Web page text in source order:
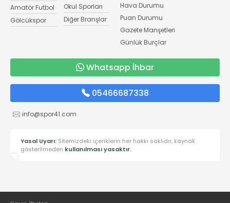
Amatör Futbol
Gölcükspor
Okul Sporları
Diğer Branşlar
Hava Durumu
Puan Durumu
Gazete Manşetleri
Günlük Burçlar
Whatsapp İhbar
05466687338
info@spor41.com
Yasal Uyarı: Sitemizdeki içeriklerin her hakkı saklıdır, kaynak
gösterilmeden kullanılması yasaktır.